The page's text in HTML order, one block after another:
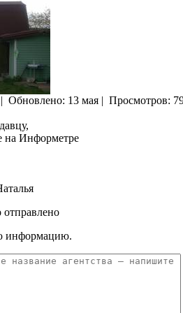
| Обновлено: 13 мая | Просмотров:
на Информетре
информацию.